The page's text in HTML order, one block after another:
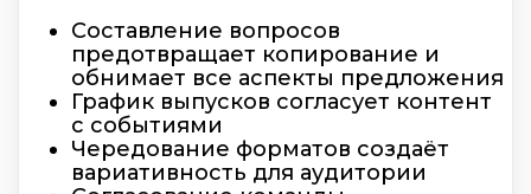
Составление вопросов
предотвращает копирование и
обнимает все аспекты предложения
График выпусков согласует контент
с событиями
Чередование форматов создаёт
вариативность для аудитории